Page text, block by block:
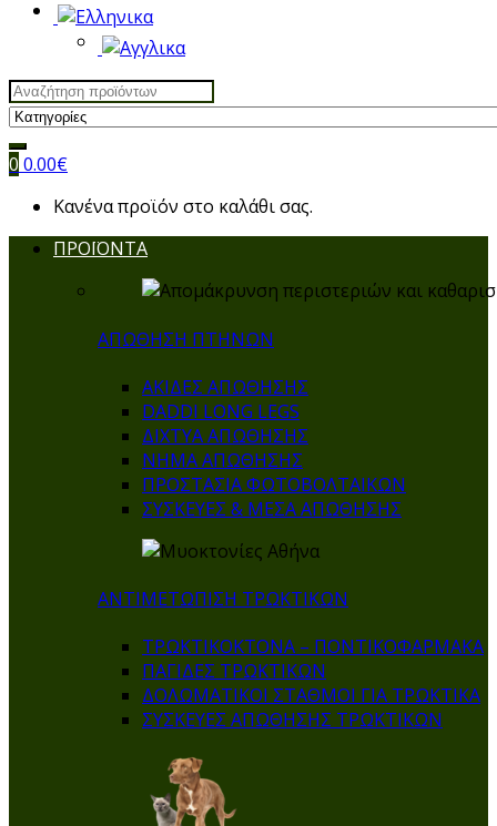
Search
for:
0 0.00€
Κανένα προϊόν στο καλάθι σας.
ΠΡΟΪΟΝΤΑ
ΑΠΩΘΗΣΗ ΠΤΗΝΩΝ
ΑΚΙΔΕΣ ΑΠΩΘΗΣΗΣ
DADDI LONG LEGS
ΔΙΧΤΥΑ ΑΠΩΘΗΣΗΣ
ΝΗΜΑ ΑΠΩΘΗΣΗΣ
ΠΡΟΣΤΑΣΙΑ ΦΩΤΟΒΟΛΤΑΙΚΩΝ
ΣΥΣΚΕΥΕΣ & ΜΕΣΑ ΑΠΩΘΗΣΗΣ
ΑΝΤΙΜΕΤΩΠΙΣΗ ΤΡΩΚΤΙΚΩΝ
ΤΡΩΚΤΙΚΟΚΤΟΝΑ – ΠΟΝΤΙΚΟΦΑΡΜΑΚA
ΠΑΓΙΔΕΣ ΤΡΩΚΤΙΚΩΝ
ΔΟΛΩΜΑΤΙΚΟΙ ΣΤΑΘΜΟΙ ΓΙΑ ΤΡΩΚΤΙΚΑ
ΣΥΣΚΕΥΕΣ ΑΠΩΘΗΣΗΣ ΤΡΩΚΤΙΚΩΝ